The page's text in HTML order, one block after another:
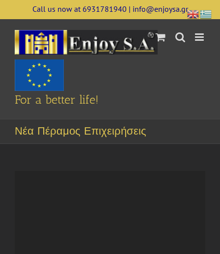
to
content
Call us now at 6931781940 | info@enjoysa.gr
For a better life!
Νέα Πέραμος Επιχειρήσεις